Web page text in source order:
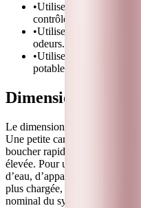
•Utilisez des
contrôler la dureté et
•Utilisez la filtration au
odeurs.
•Utilisez l’osmose
potable ou de l’eau de
Le dimensionnement est là où
Une petite cartouche peut
boucher rapidement ou limiter
élevée. Pour un salon de
d’eau, d’appareils ou de
plus chargée, puis comparez
nominal du système.